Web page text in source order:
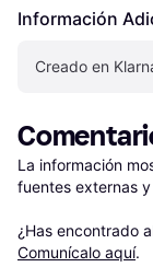
Información
Creado en
La información
fuentes externas
¿Has encontrado
Comunícalo aquí.